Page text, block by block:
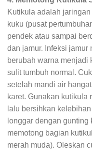
Kutikula adalah
kuku (pusat
pendek atau sampai
dan jamur. Infeksi jamur
berubah warna menjadi
sulit tumbuh normal.
setelah mandi air
karet. Gunakan kutikula
lalu bersihkan
longgar dengan
memotong bagian
merah muda). Oleskan